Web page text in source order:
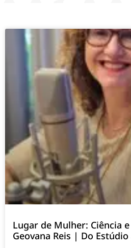
Lugar de Mulher: Ciência
Geovana Reis | Do